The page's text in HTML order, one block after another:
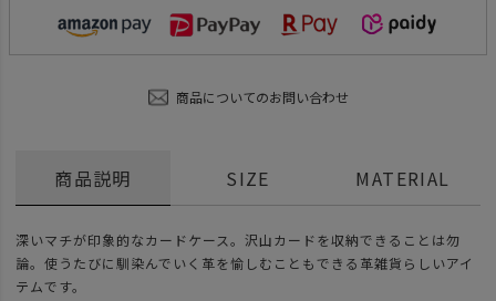
商品についてのお問い合わせ
商品説明
深いマチが印象的なカードケース。沢山カードを収納できることは勿
論。使うたびに馴染んでいく革を愉しむこともできる革雑貨らしいアイ
テムです。
SIZE MATERIAL